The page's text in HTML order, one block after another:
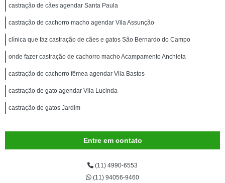
castração de cães agendar Santa Paula
castração de cachorro macho agendar Vila Assunção
clínica que faz castração de cães e gatos São Bernardo do Campo
onde fazer castração de cachorro macho Acampamento Anchieta
castração de cachorro fêmea agendar Vila Bastos
castração de gato agendar Vila Lucinda
castração de gatos Jardim
Entre em contato
(11) 4990-6553
(11) 94056-9460